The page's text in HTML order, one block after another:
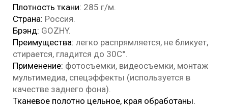
Плотность ткани: 285 г/м.
Страна: Россия.
Брэнд: GOZHY.
Преимущества: легко распрямляется, не бликует,
стирается, гладится до 30С°.
Применение: фотосъемки, видеосъемки, монтаж
мультимедиа, спецэффекты (используется в
качестве заднего фона).
Тканевое полотно цельное, края обработаны.